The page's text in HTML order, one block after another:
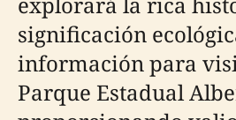
significación
información para
Parque Estadual